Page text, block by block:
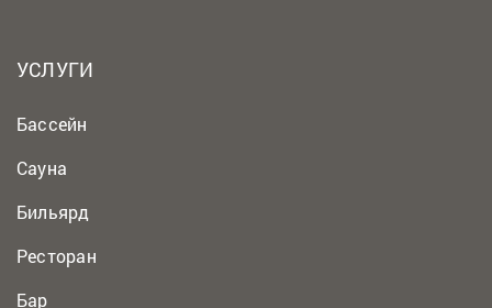
УСЛУГИ
Бассейн
Сауна
Бильярд
Ресторан
Бар